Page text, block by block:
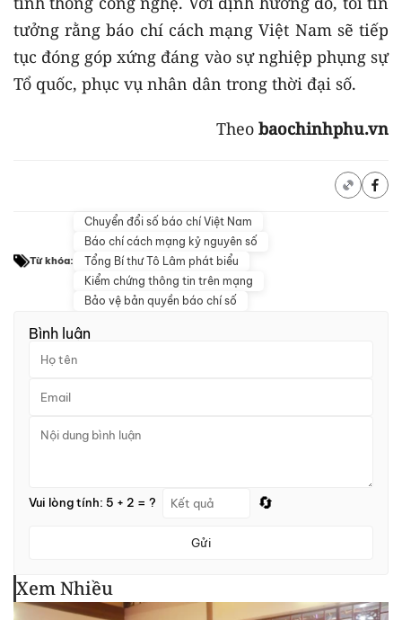
tưởng rằng báo chí cách mạng Việt Nam sẽ tiếp
tục đóng góp xứng đáng vào sự nghiệp phụng sự
Tổ quốc, phục vụ nhân dân trong thời đại số.
Theo baochinhphu.vn
Từ khóa:
Chuyển đổi số báo chí Việt Nam
Báo chí cách mạng kỷ nguyên số
Tổng Bí thư Tô Lâm phát biểu
Kiểm chứng thông tin trên mạng
Bảo vệ bản quyền báo chí số
Bình luận
Vui lòng tính: 5 + 2 = ? 🔄
Gửi
Xem Nhiều